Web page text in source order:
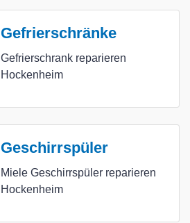
Gefrierschränke
Gefrierschrank reparieren
Hockenheim
Geschirrspüler
Miele Geschirrspüler reparieren
Hockenheim